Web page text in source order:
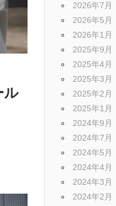
ル
2026年7月
2026年5月
2026年1月
2025年9月
2025年4月
2025年3月
2025年2月
2025年1月
2024年9月
2024年7月
2024年5月
2024年4月
2024年3月
2024年2月